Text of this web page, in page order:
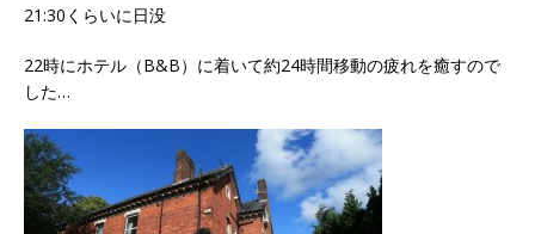
21:30くらいに日没
22時にホテル（B&B）に着いて約24時間移動の疲れを癒すので
した…